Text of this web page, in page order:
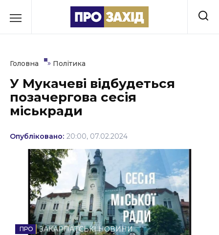
до
Культура
Освіта
Події
Політика
Соціум
Спорт
Стиль життя
Головна » Політика
У Мукачеві відбудеться
позачергова сесія
міськради
Опубліковано: 20:00, 07.02.2024
ЗАКАРПАТСЬКІ НОВИНИ